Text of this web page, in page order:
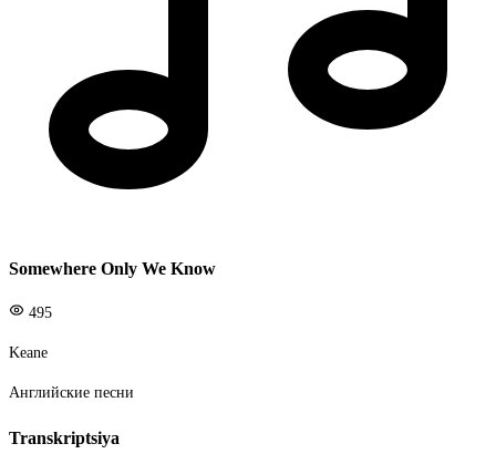
Somewhere Only We Know
495
Keane
Английские песни
Transkriptsiya